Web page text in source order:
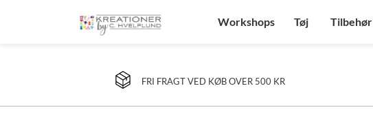
Workshops Tøj Tilbehør
FRI FRAGT VED KØB OVER 500 KR